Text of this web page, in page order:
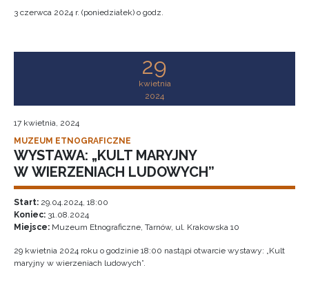
3 czerwca 2024 r. (poniedziałek) o godz.
29
kwietnia
2024
17 kwietnia, 2024
MUZEUM ETNOGRAFICZNE
WYSTAWA: „KULT MARYJNY
W WIERZENIACH LUDOWYCH”
Start: 29.04.2024, 18:00
Koniec: 31.08.2024
Miejsce: Muzeum Etnograficzne, Tarnów, ul. Krakowska 10
29 kwietnia 2024 roku o godzinie 18:00 nastąpi otwarcie wystawy: „Kult
maryjny w wierzeniach ludowych”.